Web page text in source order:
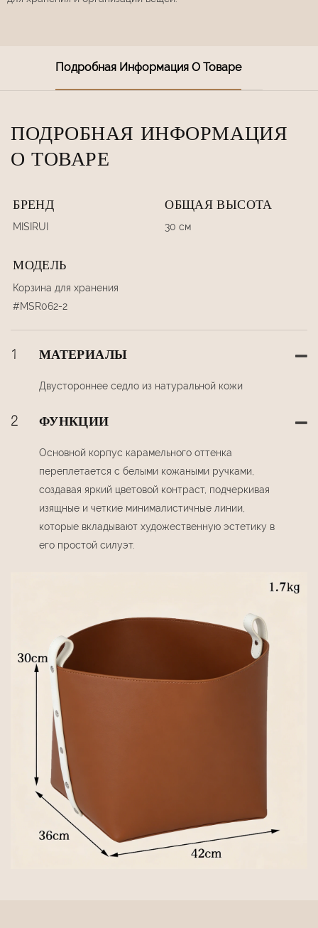
Подробная Информация О Товаре
ПОДРОБНАЯ ИНФОРМАЦИЯ
О ТОВАРЕ
БРЕНД
MISIRUI
ОБЩАЯ ВЫСОТА
30 см
МОДЕЛЬ
Корзина для хранения
#MSR062-2
1 МАТЕРИАЛЫ
Двустороннее седло из натуральной кожи
2 ФУНКЦИИ
Основной корпус карамельного оттенка
переплетается с белыми кожаными ручками,
создавая яркий цветовой контраст, подчеркивая
изящные и четкие минималистичные линии,
которые вкладывают художественную эстетику в
его простой силуэт.